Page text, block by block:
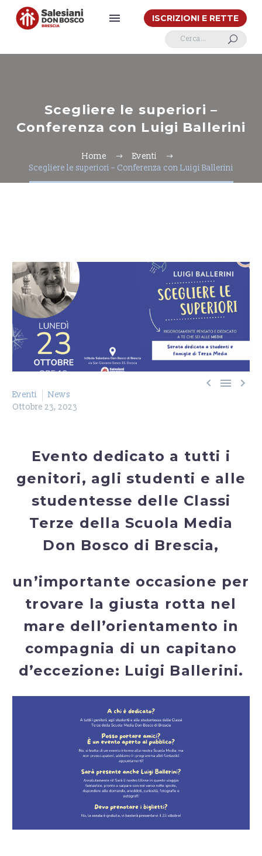
ISCRIZIONI E RETTE
U
Scegliere le superiori –
Conferenza con Luigi Ballerini
Home
Eventi
Scegliere le superiori – Conferenza con Luigi Ballerini
  
Eventi
News
Ottobre 23, 2023
Evento dedicato a tutti i
genitori, agli studenti e alle
studentesse delle Classi
Terze della Scuola Media
Don Bosco di Brescia,
un’importante occasione per
trovare la giusta rotta nel
mare dell’orientamento in
compagnia di un capitano
d’eccezione: Luigi Ballerini.